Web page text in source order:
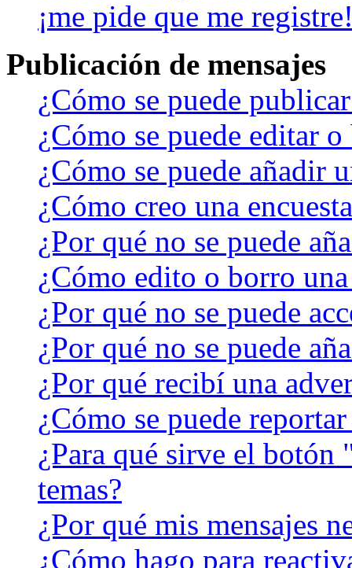
¡me pide que me
Publicación de mensajes
¿Cómo se puede
¿Cómo se puede editar
¿Cómo se puede añadir
¿Cómo creo una
¿Por qué no se puede
¿Cómo edito o borro una
¿Por qué no se puede
¿Por qué no se puede
¿Por qué recibí una
¿Cómo se puede
¿Para qué sirve el
temas?
¿Por qué mis mensajes
¿Cómo hago para